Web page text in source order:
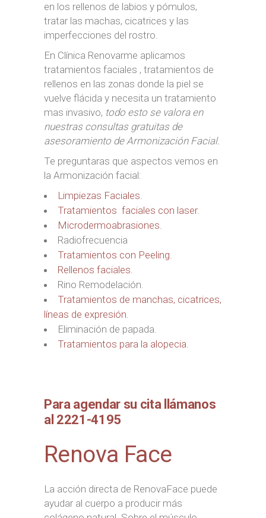
en los rellenos de labios y pómulos,
tratar las machas, cicatrices y las
imperfecciones del rostro.
En Clínica Renovarme aplicamos
tratamientos faciales , tratamientos de
rellenos en las zonas donde la piel se
vuelve flácida y necesita un tratamiento
mas invasivo, todo esto se valora en
nuestras consultas gratuitas de
asesoramiento de Armonización Facial.
Te preguntaras que aspectos vemos en
la Armonización facial:
Limpiezas Faciales.
Tratamientos faciales con laser.
Microdermoabrasiones.
Radiofrecuencia
Tratamientos con Peeling.
Rellenos faciales.
Rino Remodelación.
Tratamientos de manchas, cicatrices,
líneas de expresión.
Eliminación de papada.
Tratamientos para la alopecia.
Para agendar su cita llámanos
al 2221-4195
Renova Face
La acción directa de RenovaFace puede
ayudar al cuerpo a producir más